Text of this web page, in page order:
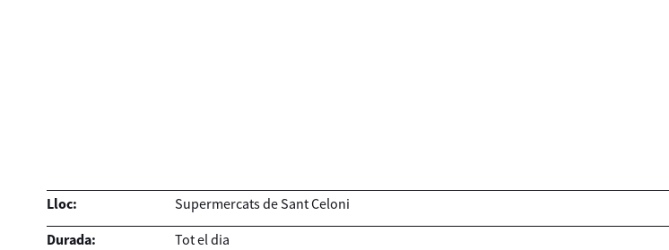
Lloc:
Supermercats de Sant Celoni
Durada:
Tot el dia